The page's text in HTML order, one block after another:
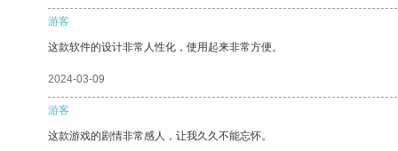
游客
这款软件的设计非常人性化，使用起来非常方便。
2024-03-09
游客
这款游戏的剧情非常感人，让我久久不能忘怀。